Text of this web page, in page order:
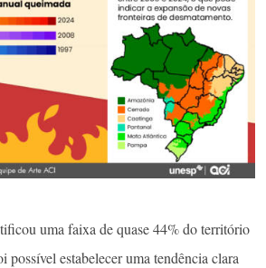
uma faixa de quase 44% do território
possível estabelecer uma tendência clara